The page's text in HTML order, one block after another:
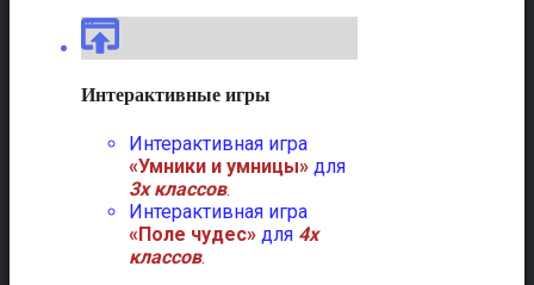
Интерактивные игры
Интерактивная игра
«Умники и умницы» для
3х классов.
Интерактивная игра
«Поле чудес» для 4х
классов.